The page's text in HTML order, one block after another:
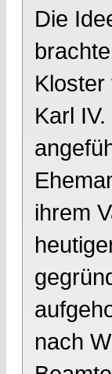
Die
Karl
ihrem
nach